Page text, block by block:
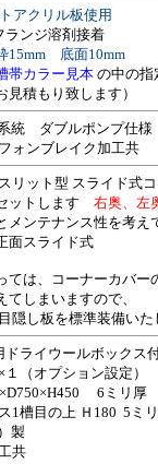
アクリル板使用
ランジ溶剤接着
15mm 底面10mm
帯カラー見本 の中の指
見積もり致します）
統 ダブルポンプ仕様
ォンブレイク加工共
リット型 スライド式
ットします 右奥、左
メンテナンス性を考え
面スライド式
ては、コーナーカバー
しまいますので、
隠し板を標準装備いた
ライウールボックス
（オプション設定）
6ミリ厚
1槽目の上 Ｈ180 5ミ
製
共